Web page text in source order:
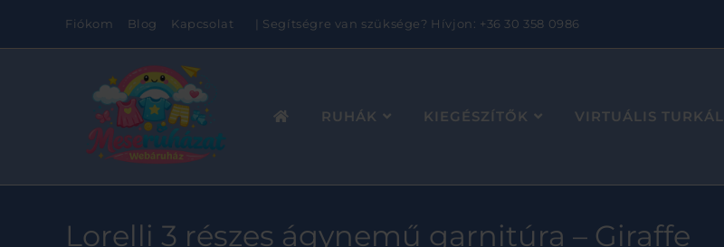
Fiókom Blog Kapcsolat | Segítségre van szüksége? Hívjon: +36 30 358 0986
RUHÁK KIEGÉSZÍTŐK VIRTUÁLIS
Lorelli 3 részes ágynemű garnitúra – Giraffe